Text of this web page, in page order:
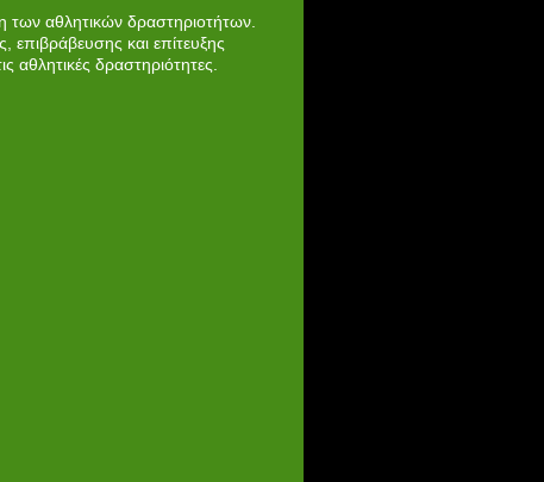
των αθλητικών δραστηριοτήτων.
επιβράβευσης και επίτευξης
δραστηριότητες.